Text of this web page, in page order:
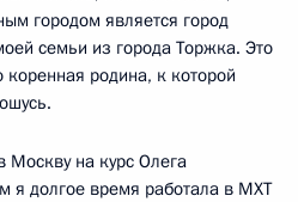
городом является город
семьи из города Торжка. Это
родина, к которой
Москву на курс Олега
я долгое время работала в МХТ